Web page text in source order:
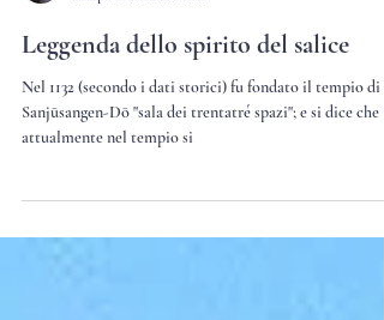
Matteo Gagliardi
Tempo di lettura: 6 min
Leggenda dello spirito del salice
Nel 1132 (secondo i dati storici) fu fondato il tempio di
attualmente nel tempio si